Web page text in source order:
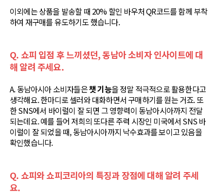
이외에는 상품을 발송할 때 20% 할인 바우처 QR코드를 함께 부착
하여 재구매를 유도하기도 했습니다.
Q. 쇼피 입점 후 느끼셨던, 동남아 소비자 인사이트에 대
해 알려 주세요.
A. 동남아시아 소비자들은챗 기능을 정말 적극적으로 활용한다고
생각해요. 한마디로 셀러와 대화하면서 구매하기를 원는 거죠. 또
한 SNS에서 바이럴이 잘 되면 그 영향력이 동남아시아까지 전달
되는데요. 예를 들어 저희의 또다른 주력 시장인 미국에서 SNS 바
이럴이 잘 되었을 때, 동남아시아까지 낙수효과를 보이고 있음을
확인했습니다.
Q. 쇼피와 쇼피코리아의 특징과 장점에 대해 알려 주세
요.